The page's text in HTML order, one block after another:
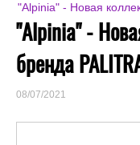
"Alpinia" - Новая
"Alpinia" -
бренда
08/07/2021